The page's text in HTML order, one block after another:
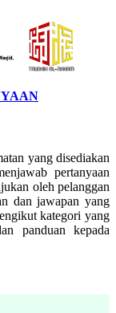
yang disediakan
pertanyaan
oleh pelanggan
dan jawapan yang
kategori yang
panduan kepada